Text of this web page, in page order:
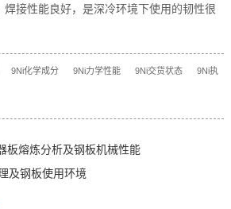
接性能良好，是深冷环境下使用的韧性很
9Ni化学成分 9Ni力学性能 9Ni交货状态 9Ni执
板熔炼分析及钢板机械性能
及钢板使用环境